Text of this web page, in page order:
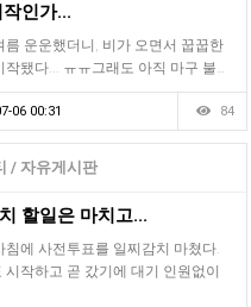
인가...
름 운운했더니, 비가 오면서 꿉꿉한
작됐다... ㅠㅠ그래도 아직 마구 불…
06 00:31 84
/ 자유게시판
할일은 마치고...
침에 사전투표를 일찌감치 마쳤다.
시작하고 곧 갔기에 대기 인원없이